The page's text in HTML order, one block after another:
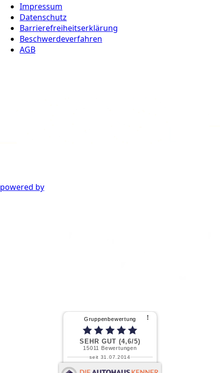
Impressum
Datenschutz
Barrierefreiheitserklärung
Beschwerdeverfahren
AGB
powered by